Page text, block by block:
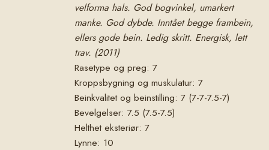
velforma hals. God bogvinkel, umarkert
manke. God dybde. Inntået begge frambein,
ellers gode bein. Ledig skritt. Energisk, lett
trav. (2011)
Rasetype og preg: 7
Kroppsbygning og muskulatur: 7
Beinkvalitet og beinstilling: 7 (7-7-7.5-7)
Bevelgelser: 7.5 (7.5-7.5)
Helthet eksteriør: 7
Lynne: 10